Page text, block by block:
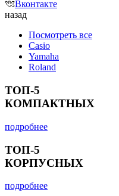
Вконтакте
назад
Посмотреть все
Casio
Yamaha
Roland
ТОП-5
КОМПАКТНЫХ
подробнее
ТОП-5
КОРПУСНЫХ
подробнее